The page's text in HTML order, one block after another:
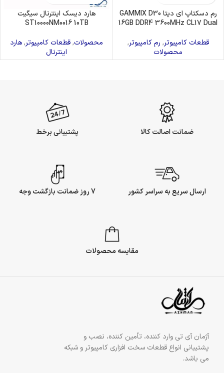
رم دسکتاپ ای دیتا GAMMIX D30
16GB DDR4 3600MHz CL17 Dual
قطعات کامپیوتر, رم کامپیوتر,
محصولات
هارد دیسک اینترنال سیگیت
ST10000NM0016 10TB
محصولات,قطعات کامپیوتر,هارد
اینترنال
ضمانت اصالت کالا پشتیبانی برخط
ارسال سریع به سراسر کشور 7 روز ضمانت بازگشت وجه
مقایسه محصولات
آژمان آی تی وارد کننده، تأمین کننده، نصب و
پشتیبانی انواع قطعات سخت افزاری کامپیوتر و شبکه
می باشد.